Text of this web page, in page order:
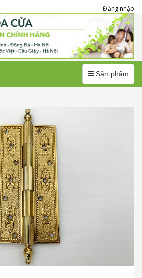
Đăng nhập
MenuSản phẩm